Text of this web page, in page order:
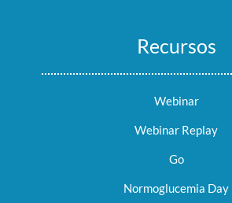
Recursos
Webinar
Webinar Replay
Go
Normoglucemia Day